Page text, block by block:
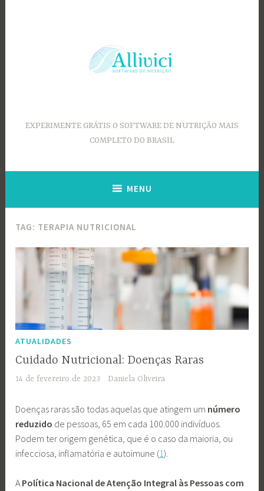
EXPERIMENTE GRÁTIS O SOFTWARE DE NUTRIÇÃO MAIS
COMPLETO DO BRASIL
MENU
TAG: TERAPIA NUTRICIONAL
ATUALIDADES
Cuidado Nutricional: Doenças Raras
14 de fevereiro de 2023 Daniela Oliveira
Doenças raras são todas aquelas que atingem um número
reduzido de pessoas, 65 em cada 100.000 indivíduos.
Podem ter origem genética, que é o caso da maioria, ou
infecciosa, inflamatória e autoimune (1).
A Política Nacional de Atenção Integral às Pessoas com